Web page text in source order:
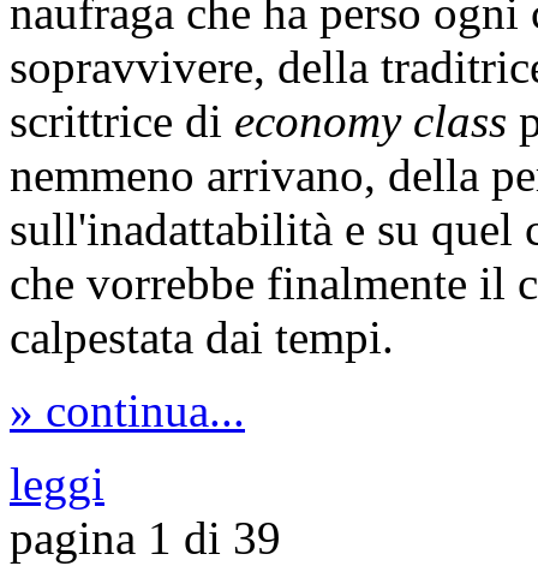
naufraga che ha perso
sopravvivere, della
scrittrice di economy class
nemmeno arrivano, della
sull'inadattabilità e su quel
che vorrebbe finalmente il
calpestata dai tempi.
» continua...
leggi
pagina 1 di 39